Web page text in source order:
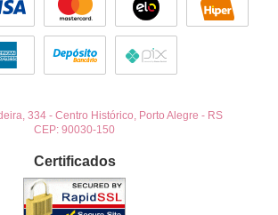
334- Centro Histórico, Porto Alegre - RS
CEP: 90030-150
Certificados